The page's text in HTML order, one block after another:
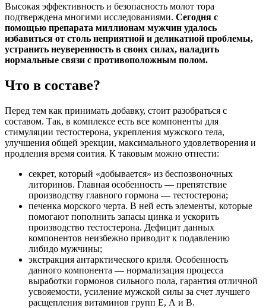
Высокая эффективность и безопасность молот тора
подтверждена многими исследованиями. Сегодня с
помощью препарата миллионам мужчин удалось
избавиться от столь неприятной и деликатной проблемы,
устранить неуверенность в своих силах, наладить
нормальные связи с противоположным полом.
Что в составе?
Перед тем как принимать добавку, стоит разобраться с
составом. Так, в комплексе есть все компоненты для
стимуляции тестостерона, укрепления мужского тела,
улучшения общей эрекции, максимального удовлетворения и
продления время соития. К таковым можно отнести:
секрет, который «добывается» из беспозвоночных
литоринов. Главная особенность — препятствие
производству главного гормона — тестостерона;
печенка морского черта. В ней есть элементы, которые
помогают пополнить запасы цинка и ускорить
производство тестостерона. Дефицит данных
компонентов неизбежно приводит к подавлению
либидо мужчины;
экстракция антарктического криля. Особенность
данного компонента — нормализация процесса
выработки гормонов сильного пола, гарантия отличной
усвояемости, усиление мужской силы за счет лучшего
расщепления витаминов групп Е, А и B.